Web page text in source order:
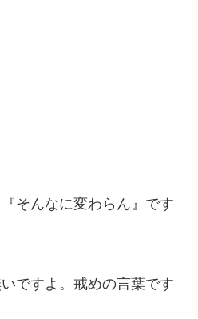
そんなに変わらん』です
ですよ。戒めの言葉です